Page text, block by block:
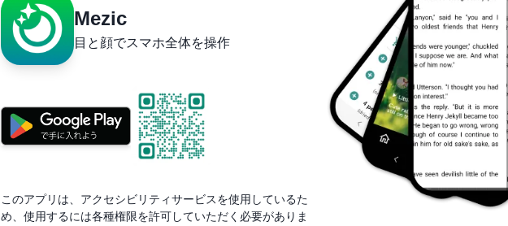
Mezic
目と顔でスマホ全体を操作
このアプリは、アクセシビリティサービスを使用しているた
め、使用するには各種権限を許可していただく必要がありま